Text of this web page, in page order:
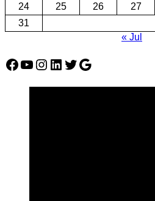
24
25 26 27
31
« Jul
Facebook
YouTube
Instagram
LinkedIn
Twitter
Google